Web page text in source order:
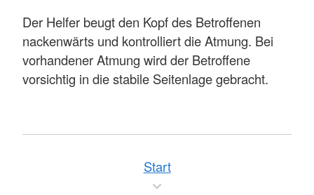
Der Helfer beugt den Kopf des Betroffenen
nackenwärts und kontrolliert die Atmung. Bei
vorhandener Atmung wird der Betroffene
vorsichtig in die stabile Seitenlage gebracht.
Start